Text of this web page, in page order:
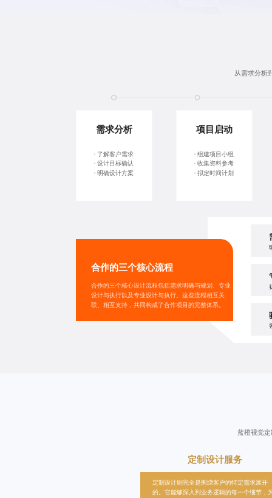
从需求分析
需求分析
了解客户需求
设计目标确认
明确设计方案
项目启动
组建项目小组
收集资料参考
拟定时间计划
合作的三个核心流程
合作的三个核心设计流程包括需求明确与规划、专业
设计与执行以及专业设计与执行。这些流程相互关
联、相互支持，共同构成了合作项目的完整体系。
蓝橙视觉
定制设计服务
定制设计则完全是围绕客户的特定需求展开
的。它能够深入到业务逻辑的每一个细节，